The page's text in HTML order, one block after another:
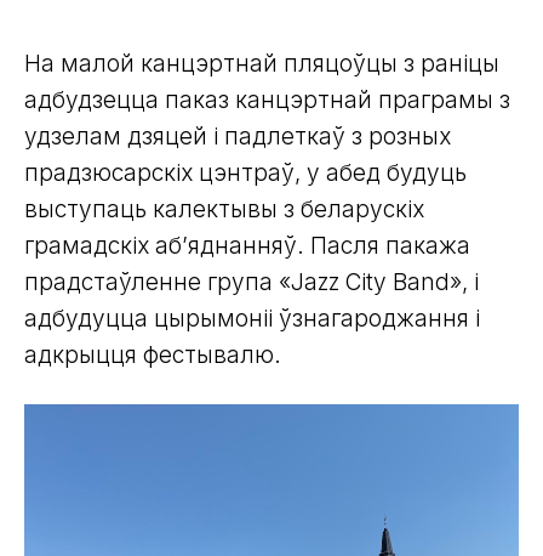
На малой канцэртнай пляцоўцы з раніцы
адбудзецца паказ канцэртнай праграмы з
удзелам дзяцей і падлеткаў з розных
прадзюсарскіх цэнтраў, у абед будуць
выступаць калектывы з беларускіх
грамадскіх аб’яднанняў. Пасля пакажа
прадстаўленне група «Jazz City Band», і
адбудуцца цырымоніі ўзнагароджання і
адкрыцця фестывалю.